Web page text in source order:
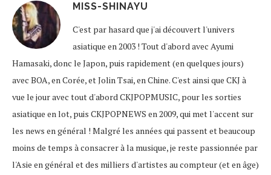
MISS-SHINAYU
C'est par hasard que j'ai découvert l'univers
asiatique en 2003 ! Tout d'abord avec Ayumi
Hamasaki, donc le Japon, puis rapidement (en quelques jours)
avec BOA, en Corée, et Jolin Tsai, en Chine. C'est ainsi que CKJ à
vue le jour avec tout d'abord CKJPOPMUSIC, pour les sorties
asiatique en lot, puis CKJPOPNEWS en 2009, qui met l'accent sur
les news en général ! Malgré les années qui passent et beaucoup
moins de temps à consacrer à la musique, je reste passionnée par
l'Asie en général et des milliers d'artistes au compteur (et en âge)